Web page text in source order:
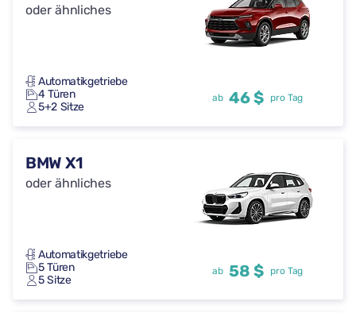
oder ähnliches
Automatikgetriebe
4 Türen
5+2 Sitze
ab 46 $ pro Tag
BMW X1
oder ähnliches
Automatikgetriebe
5 Türen
5 Sitze
ab 58 $ pro Tag